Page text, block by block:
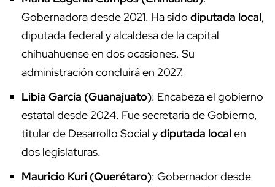
Gobernadora desde 2021. Ha sido diputada local,
diputada federal y alcaldesa de la capital
chihuahuense en dos ocasiones. Su
administración concluirá en 2027.
Libia García (Guanajuato): Encabeza el gobierno
estatal desde 2024. Fue secretaria de Gobierno,
titular de Desarrollo Social ydiputada localen
dos legislaturas.
Mauricio Kuri (Querétaro): Gobernador desde